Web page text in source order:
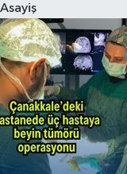
Asayiş